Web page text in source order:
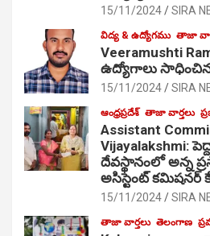
15/11/2024 SIRA
విద్య & ఉద్యోగము తాజా
Veeramushti
ఉద్యోగాలు
15/11/2024 SIRA
ఆంధ్రప్రదేశ్ తాజా వార్తలు
Assistant
Vijayalakshmi:
దేవస్థానంలో అన్న
అసిస్టెంట్ కమిషనర్
15/11/2024 SIRA
తాజా వార్తలు తెలంగాణ